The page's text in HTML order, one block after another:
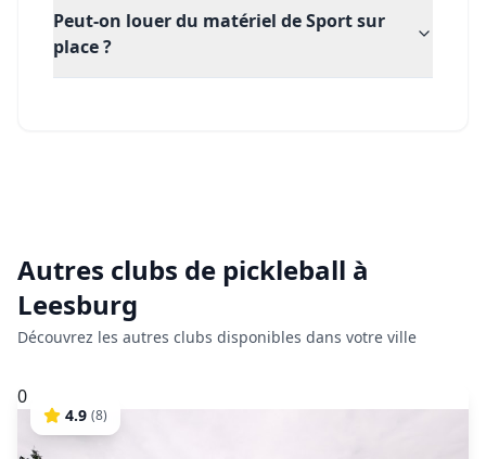
Peut-on louer du matériel de Sport sur
place ?
Autres clubs de pickleball à
Leesburg
Découvrez les autres clubs disponibles dans votre ville
0
4.9 (8)